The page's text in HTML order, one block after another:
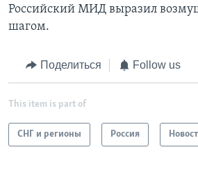
Российский МИД выразил
шагом.
Поделиться Follow us
This item is part of
СНГ и регионы Россия